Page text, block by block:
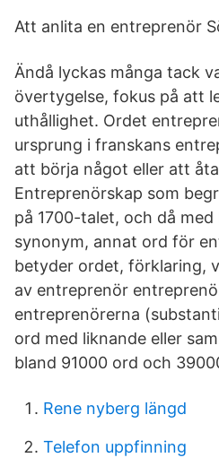
Att anlita en entreprenör
Ändå lyckas många tack
övertygelse, fokus på att
uthållighet. Ordet
ursprung i franskans
att börja något eller att
Entreprenörskap som
på 1700-talet, och då
synonym, annat ord för
betyder ordet, förklaring,
av entreprenör
entreprenörerna
ord med liknande eller
bland 91000 ord och
Rene nyberg längd
Telefon uppfinning